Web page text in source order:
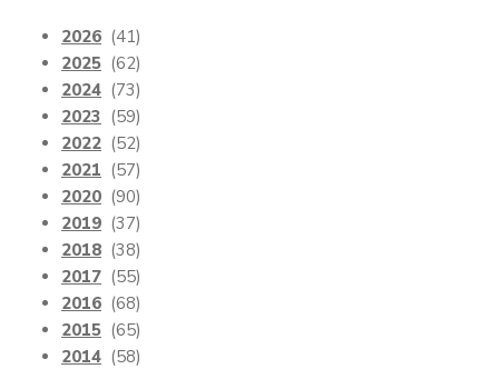
2026 (41)
2025 (62)
2024 (73)
2023 (59)
2022 (52)
2021 (57)
2020 (90)
2019 (37)
2018 (38)
2017 (55)
2016 (68)
2015 (65)
2014 (58)